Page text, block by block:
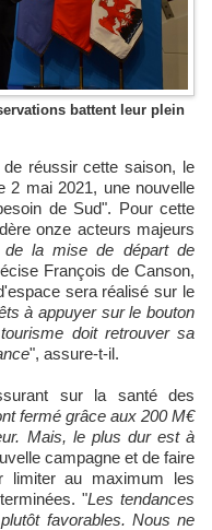
battent leur plein
2 mai 2021, une nouvelle
de Sud". Pour cette
onze acteurs majeurs
la mise de départ de
François de Canson,
sera réalisé sur le
à appuyer sur le bouton
doit retrouver sa
", assure-t-il.
sur la santé des
fermé grâce aux 200 M€
Mais, le plus dur est à
campagne et de faire
limiter au maximum les
"Les tendances
favorables. Nous ne